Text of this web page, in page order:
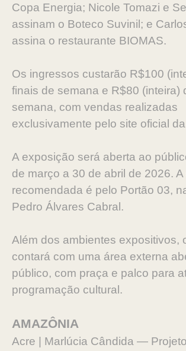
Copa Energia; Nicole Tomazi e
assinam o Boteco Suvinil; e
assina o restaurante BIOMAS.
Os ingressos custarão R$100
finais de semana e R$80 (inteira)
semana, com vendas realizadas
exclusivamente pelo site oficial
A exposição será aberta ao
de março a 30 de abril de 2026. A
recomendada é pelo Portão 03,
Pedro Álvares Cabral.
Além dos ambientes expositivos,
contará com uma área externa
público, com praça e palco para
programação cultural.
AMAZÔNIA
Acre | Marlúcia Cândida —